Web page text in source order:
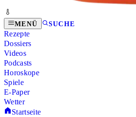
MENÜ SUCHE
Rezepte
Dossiers
Videos
Podcasts
Horoskope
Spiele
E-Paper
Wetter
Startseite